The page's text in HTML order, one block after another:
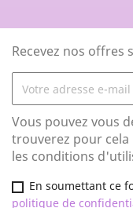
Recevez nos offres
Vous pouvez vous
trouverez pour
les conditions
En soumettant ce
politique de